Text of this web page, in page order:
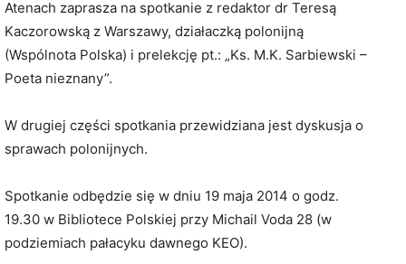
Atenach zaprasza na spotkanie z redaktor dr Teresą
Kaczorowską z Warszawy, działaczką polonijną
(Wspólnota Polska) i prelekcję pt.: „Ks. M.K. Sarbiewski –
Poeta nieznany”.
W drugiej części spotkania przewidziana jest dyskusja o
sprawach polonijnych.
Spotkanie odbędzie się w dniu 19 maja 2014 o godz.
19.30 w Bibliotece Polskiej przy Michail Voda 28 (w
podziemiach pałacyku dawnego KEO).